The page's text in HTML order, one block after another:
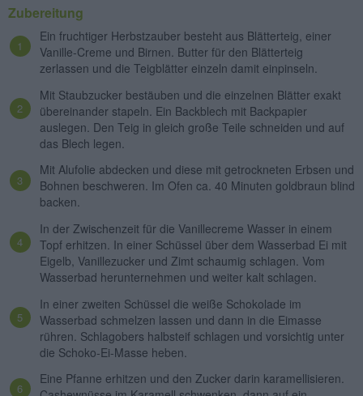
Zubereitung
Ein fruchtiger Herbstzauber besteht aus Blätterteig, einer
Vanille-Creme und Birnen. Butter für den Blätterteig
zerlassen und die Teigblätter einzeln damit einpinseln.
Mit Staubzucker bestäuben und die einzelnen Blätter exakt
übereinander stapeln. Ein Backblech mit Backpapier
auslegen. Den Teig in gleich große Teile schneiden und auf
das Blech legen.
Mit Alufolie abdecken und diese mit getrockneten Erbsen und
Bohnen beschweren. Im Ofen ca. 40 Minuten goldbraun blind
backen.
In der Zwischenzeit für die Vanillecreme Wasser in einem
Topf erhitzen. In einer Schüssel über dem Wasserbad Ei mit
Eigelb, Vanillezucker und Zimt schaumig schlagen. Vom
Wasserbad herunternehmen und weiter kalt schlagen.
In einer zweiten Schüssel die weiße Schokolade im
Wasserbad schmelzen lassen und dann in die Eimasse
rühren. Schlagobers halbsteif schlagen und vorsichtig unter
die Schoko-Ei-Masse heben.
Eine Pfanne erhitzen und den Zucker darin karamellisieren.